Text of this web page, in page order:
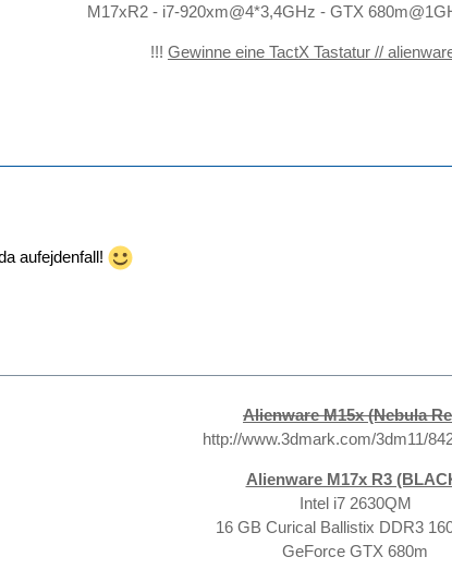
M17xR2 - i7-920xm@4*3,4GHz - GTX
!!! Gewinne eine TactX Tastatur //
aufejdenfall!
Alienware M15x (Nebula
http://www.3dmark.com/3dm11/
Alienware M17x R3
Intel i7 2630QM
16 GB Curical Ballistix DDR3
GeForce GTX 680m